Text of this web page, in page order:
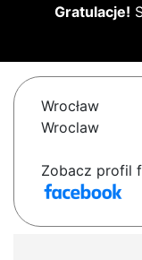
Gratulacje!
Wrocław
Wroclaw
Zobacz profil